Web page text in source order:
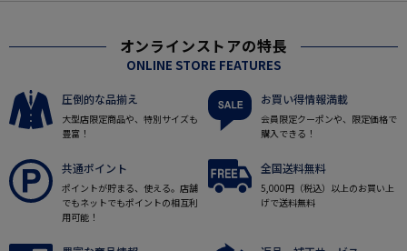
オンラインストアの特長
ONLINE STORE FEATURES
圧倒的な品揃え
大型店限定商品や、特別サイズも
豊富！
お買い得情報満載
会員限定クーポンや、限定価格で
購入できる！
共通ポイント
ポイントが貯まる、使える。店舗
でもネットでもポイントの相互利
用可能！
全国送料無料
5,000円（税込）以上のお買い上
げで送料無料